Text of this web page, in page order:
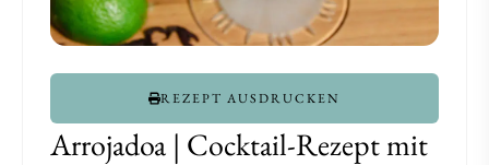
Arrojadoa | Cocktail-Rezept mit
REZEPT AUSDRUCKEN